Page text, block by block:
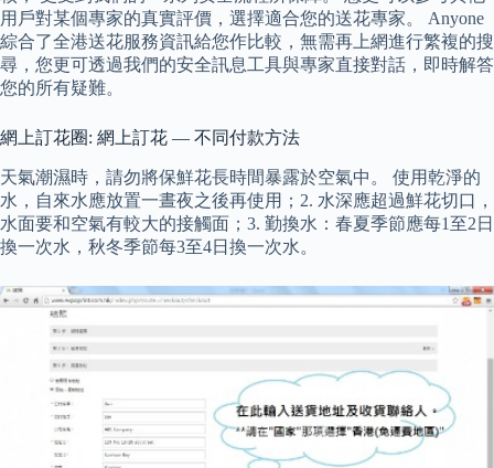
用戶對某個專家的真實評價，選擇適合您的送花專家。 Anyone
綜合了全港送花服務資訊給您作比較，無需再上網進行繁複的搜
尋，您更可透過我們的安全訊息工具與專家直接對話，即時解答
您的所有疑難。
網上訂花圈: 網上訂花 — 不同付款方法
天氣潮濕時，請勿將保鮮花長時間暴露於空氣中。 使用乾淨的
水，自來水應放置一晝夜之後再使用；2. 水深應超過鮮花切口，
水面要和空氣有較大的接觸面；3. 勤換水：春夏季節應每1至2日
換一次水，秋冬季節每3至4日換一次水。